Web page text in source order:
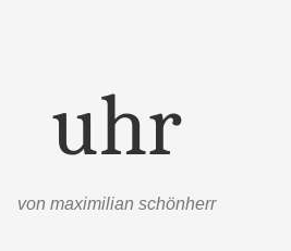
uhr
von maximilian schönherr